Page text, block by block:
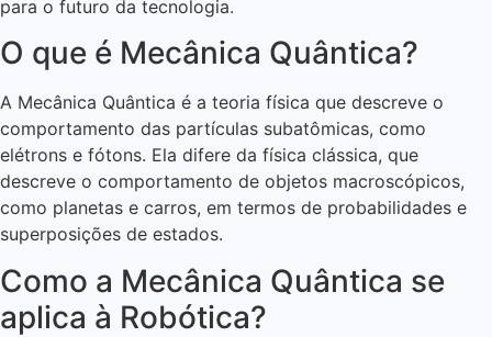
para o futuro da tecnologia.
O que é Mecânica Quântica?
A Mecânica Quântica é a teoria física que descreve o
comportamento das partículas subatômicas, como
elétrons e fótons. Ela difere da física clássica, que
descreve o comportamento de objetos macroscópicos,
como planetas e carros, em termos de probabilidades e
superposições de estados.
Como a Mecânica Quântica se
aplica à Robótica?